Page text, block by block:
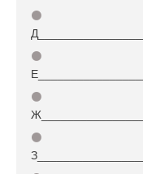
⚫
Д_________________
⚫
Е_________________
⚫
Ж________________
⚫
З_________________